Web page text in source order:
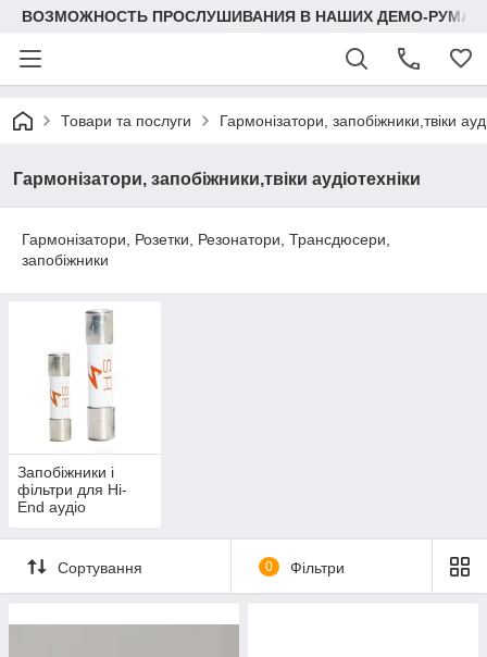
ВОЗМОЖНОСТЬ ПРОСЛУШИВАНИЯ В НАШИХ ДЕМО-РУМАХ
Товари та послуги Гармонізатори, запобіжники,твіки
Гармонізатори, запобіжники,твіки аудіотехніки
Гармонізатори, Розетки, Резонатори, Трансдюсери,
запобіжники
Запобіжники і
фільтри для Hi-
End аудіо
Сортування 0 Фільтри